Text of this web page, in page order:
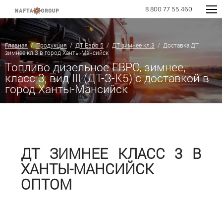
8 800 77 55 460
Главная/Продукция/ДТ Евро 5 / ДТ зимнее кл.3 / Доставка ДТ
зимнее кл.3 в город Ханты-Мансийск
Топливо дизельное ЕВРО, зимнее,
класс 3, вид III (ДТ-З-К5) с доставкой в
город Ханты-Мансийск
ДТ ЗИМНЕЕ КЛАСС 3 В
ХАНТЫ-МАНСИЙСК
ОПТОМ